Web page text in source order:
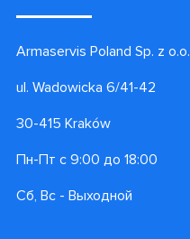
Armaservis Poland Sp. z o.o.
ul. Wadowicka 6/41-42
30-415 Kraków
Пн-Пт с 9:00 до 18:00
Сб, Вс - Выходной